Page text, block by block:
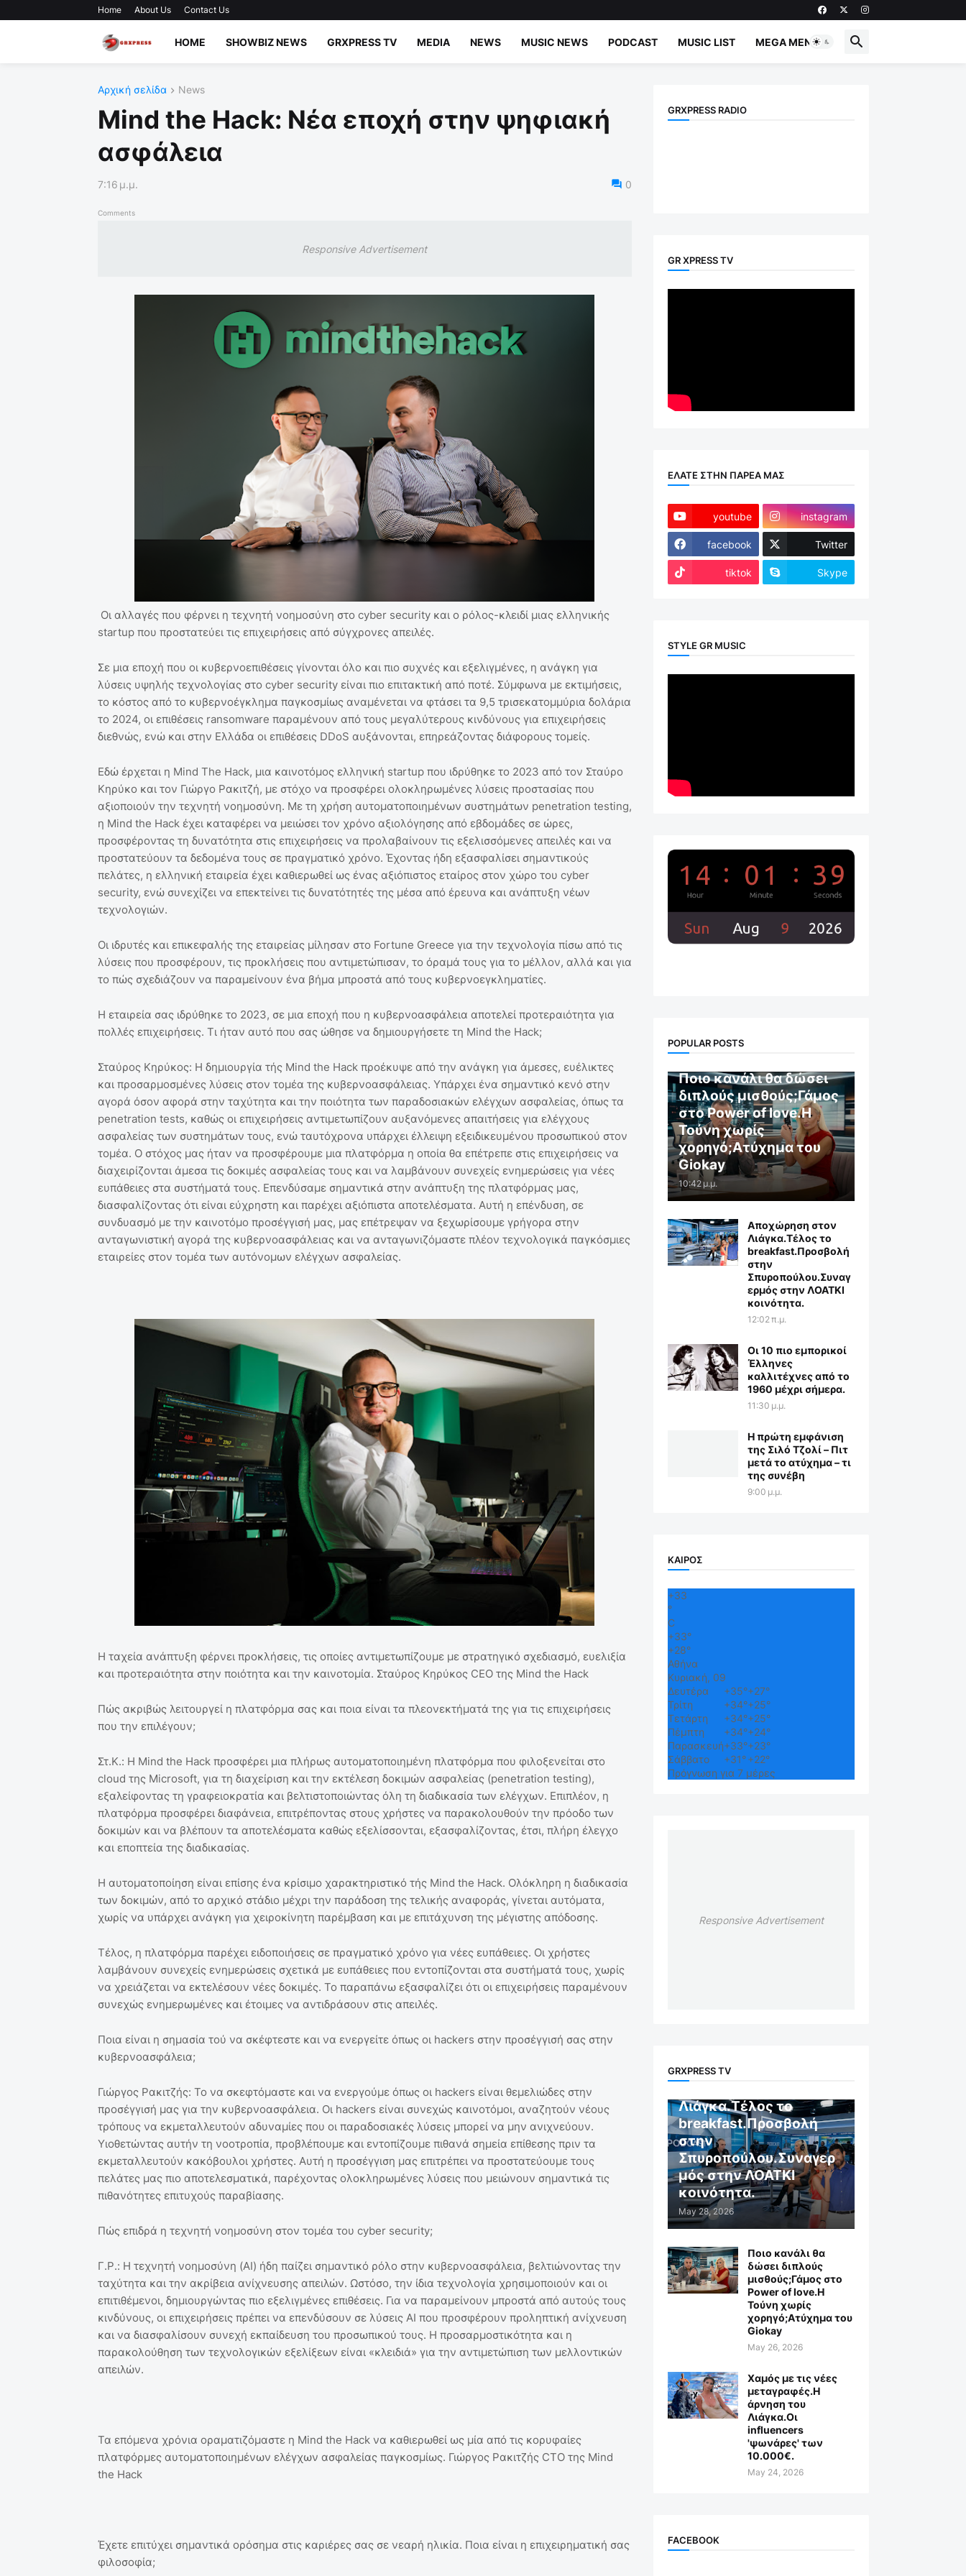
Home About Us Contact Us
HOME SHOWBIZ NEWS GRXPRESS TV MEDIA NEWS MUSIC NEWS PODCAST MUSIC LIST MEGA MENU
Αρχική σελίδα News
Mind the Hack: Νέα εποχή στην ψηφιακή
ασφάλεια
7:16 μ.μ. 0
Comments
Responsive Advertisement
Οι αλλαγές που φέρνει η τεχνητή νοημοσύνη στο cyber security και ο ρόλος-κλειδί μιας ελληνικής
startup που προστατεύει τις επιχειρήσεις από σύγχρονες απειλές.
Σε μια εποχή που οι κυβερνοεπιθέσεις γίνονται όλο και πιο συχνές και εξελιγμένες, η ανάγκη για
λύσεις υψηλής τεχνολογίας στο cyber security είναι πιο επιτακτική από ποτέ. Σύμφωνα με εκτιμήσεις,
το κόστος από το κυβερνοέγκλημα παγκοσμίως αναμένεται να φτάσει τα 9,5 τρισεκατομμύρια δολάρια
το 2024, οι επιθέσεις ransomware παραμένουν από τους μεγαλύτερους κινδύνους για επιχειρήσεις
διεθνώς, ενώ και στην Ελλάδα οι επιθέσεις DDoS αυξάνονται, επηρεάζοντας διάφορους τομείς.
Εδώ έρχεται η Mind The Hack, μια καινοτόμος ελληνική startup που ιδρύθηκε το 2023 από τον Σταύρο
Κηρύκο και τον Γιώργο Ρακιτζή, με στόχο να προσφέρει ολοκληρωμένες λύσεις προστασίας που
αξιοποιούν την τεχνητή νοημοσύνη. Με τη χρήση αυτοματοποιημένων συστημάτων penetration testing,
η Mind the Hack έχει καταφέρει να μειώσει τον χρόνο αξιολόγησης από εβδομάδες σε ώρες,
προσφέροντας τη δυνατότητα στις επιχειρήσεις να προλαβαίνουν τις εξελισσόμενες απειλές και να
προστατεύουν τα δεδομένα τους σε πραγματικό χρόνο. Έχοντας ήδη εξασφαλίσει σημαντικούς
πελάτες, η ελληνική εταιρεία έχει καθιερωθεί ως ένας αξιόπιστος εταίρος στον χώρο του cyber
security, ενώ συνεχίζει να επεκτείνει τις δυνατότητές της μέσα από έρευνα και ανάπτυξη νέων
τεχνολογιών.
Οι ιδρυτές και επικεφαλής της εταιρείας μίλησαν στο Fortune Greece για την τεχνολογία πίσω από τις
λύσεις που προσφέρουν, τις προκλήσεις που αντιμετώπισαν, το όραμά τους για το μέλλον, αλλά και για
το πώς σχεδιάζουν να παραμείνουν ένα βήμα μπροστά από τους κυβερνοεγκληματίες.
Η εταιρεία σας ιδρύθηκε το 2023, σε μια εποχή που η κυβερνοασφάλεια αποτελεί προτεραιότητα για
πολλές επιχειρήσεις. Τι ήταν αυτό που σας ώθησε να δημιουργήσετε τη Mind the Hack;
Σταύρος Κηρύκος: Η δημιουργία τής Mind the Hack προέκυψε από την ανάγκη για άμεσες, ευέλικτες
και προσαρμοσμένες λύσεις στον τομέα της κυβερνοασφάλειας. Υπάρχει ένα σημαντικό κενό στην
αγορά όσον αφορά στην ταχύτητα και την ποιότητα των παραδοσιακών ελέγχων ασφαλείας, όπως τα
penetration tests, καθώς οι επιχειρήσεις αντιμετωπίζουν αυξανόμενες απαιτήσεις για ελέγχους
ασφαλείας των συστημάτων τους, ενώ ταυτόχρονα υπάρχει έλλειψη εξειδικευμένου προσωπικού στον
τομέα. Ο στόχος μας ήταν να προσφέρουμε μια πλατφόρμα η οποία θα επέτρεπε στις επιχειρήσεις να
διαχειρίζονται άμεσα τις δοκιμές ασφαλείας τους και να λαμβάνουν συνεχείς ενημερώσεις για νέες
ευπάθειες στα συστήματά τους. Επενδύσαμε σημαντικά στην ανάπτυξη της πλατφόρμας μας,
διασφαλίζοντας ότι είναι εύχρηστη και παρέχει αξιόπιστα αποτελέσματα. Αυτή η επένδυση, σε
συνδυασμό με την καινοτόμο προσέγγισή μας, μας επέτρεψαν να ξεχωρίσουμε γρήγορα στην
ανταγωνιστική αγορά της κυβερνοασφάλειας και να ανταγωνιζόμαστε πλέον τεχνολογικά παγκόσμιες
εταιρείες στον τομέα των αυτόνομων ελέγχων ασφαλείας.
Η ταχεία ανάπτυξη φέρνει προκλήσεις, τις οποίες αντιμετωπίζουμε με στρατηγικό σχεδιασμό, ευελιξία
και προτεραιότητα στην ποιότητα και την καινοτομία. Σταύρος Κηρύκος CEO της Mind the Hack
Πώς ακριβώς λειτουργεί η πλατφόρμα σας και ποια είναι τα πλεονεκτήματά της για τις επιχειρήσεις
που την επιλέγουν;
Στ.Κ.: Η Mind the Hack προσφέρει μια πλήρως αυτοματοποιημένη πλατφόρμα που φιλοξενείται στο
cloud της Microsoft, για τη διαχείριση και την εκτέλεση δοκιμών ασφαλείας (penetration testing),
εξαλείφοντας τη γραφειοκρατία και βελτιστοποιώντας όλη τη διαδικασία των ελέγχων. Επιπλέον, η
πλατφόρμα προσφέρει διαφάνεια, επιτρέποντας στους χρήστες να παρακολουθούν την πρόοδο των
δοκιμών και να βλέπουν τα αποτελέσματα καθώς εξελίσσονται, εξασφαλίζοντας, έτσι, πλήρη έλεγχο
και εποπτεία της διαδικασίας.
Η αυτοματοποίηση είναι επίσης ένα κρίσιμο χαρακτηριστικό τής Mind the Hack. Ολόκληρη η διαδικασία
των δοκιμών, από το αρχικό στάδιο μέχρι την παράδοση της τελικής αναφοράς, γίνεται αυτόματα,
χωρίς να υπάρχει ανάγκη για χειροκίνητη παρέμβαση και με επιτάχυνση της μέγιστης απόδοσης.
Τέλος, η πλατφόρμα παρέχει ειδοποιήσεις σε πραγματικό χρόνο για νέες ευπάθειες. Οι χρήστες
λαμβάνουν συνεχείς ενημερώσεις σχετικά με ευπάθειες που εντοπίζονται στα συστήματά τους, χωρίς
να χρειάζεται να εκτελέσουν νέες δοκιμές. Το παραπάνω εξασφαλίζει ότι οι επιχειρήσεις παραμένουν
συνεχώς ενημερωμένες και έτοιμες να αντιδράσουν στις απειλές.
Ποια είναι η σημασία τού να σκέφτεστε και να ενεργείτε όπως οι hackers στην προσέγγισή σας στην
κυβερνοασφάλεια;
Γιώργος Ρακιτζής: Το να σκεφτόμαστε και να ενεργούμε όπως οι hackers είναι θεμελιώδες στην
προσέγγισή μας για την κυβερνοασφάλεια. Οι hackers είναι συνεχώς καινοτόμοι, αναζητούν νέους
τρόπους να εκμεταλλευτούν αδυναμίες που οι παραδοσιακές λύσεις μπορεί να μην ανιχνεύουν.
Υιοθετώντας αυτήν τη νοοτροπία, προβλέπουμε και εντοπίζουμε πιθανά σημεία επίθεσης πριν τα
εκμεταλλευτούν κακόβουλοι χρήστες. Αυτή η προσέγγιση μας επιτρέπει να προστατεύουμε τους
πελάτες μας πιο αποτελεσματικά, παρέχοντας ολοκληρωμένες λύσεις που μειώνουν σημαντικά τις
πιθανότητες επιτυχούς παραβίασης.
Πώς επιδρά η τεχνητή νοημοσύνη στον τομέα του cyber security;
Γ.Ρ.: Η τεχνητή νοημοσύνη (AI) ήδη παίζει σημαντικό ρόλο στην κυβερνοασφάλεια, βελτιώνοντας την
ταχύτητα και την ακρίβεια ανίχνευσης απειλών. Ωστόσο, την ίδια τεχνολογία χρησιμοποιούν και οι
επιτιθέμενοι, δημιουργώντας πιο εξελιγμένες επιθέσεις. Για να παραμείνουν μπροστά από αυτούς τους
κινδύνους, οι επιχειρήσεις πρέπει να επενδύσουν σε λύσεις AI που προσφέρουν προληπτική ανίχνευση
και να διασφαλίσουν συνεχή εκπαίδευση του προσωπικού τους. Η προσαρμοστικότητα και η
παρακολούθηση των τεχνολογικών εξελίξεων είναι «κλειδιά» για την αντιμετώπιση των μελλοντικών
απειλών.
Τα επόμενα χρόνια οραματιζόμαστε η Mind the Hack να καθιερωθεί ως μία από τις κορυφαίες
πλατφόρμες αυτοματοποιημένων ελέγχων ασφαλείας παγκοσμίως. Γιώργος Ρακιτζής CTO της Mind
the Hack
Έχετε επιτύχει σημαντικά ορόσημα στις καριέρες σας σε νεαρή ηλικία. Ποια είναι η επιχειρηματική σας
φιλοσοφία;
GRXPRESS RADIO
GR XPRESS TV
ΕΛΑΤΕ ΣΤΗΝ ΠΑΡΕΑ ΜΑΣ
youtube instagram
facebook Twitter
tiktok Skype
STYLE GR MUSIC
POPULAR POSTS
Ποιο κανάλι θα δώσει
διπλούς μισθούς;Γάμος
στο Power of love.Η
Τούνη χωρίς
χορηγό;Aτύχημα του
Giokay
10:42 μ.μ.
Αποχώρηση στον
Λιάγκα.Τέλος το
breakfast.Προσβολή
στην
Σπυροπούλου.Συναγ
ερμός στην ΛΟΑΤΚΙ
κοινότητα.
12:02 π.μ.
Οι 10 πιο εμπορικοί
Έλληνες
καλλιτέχνες από το
1960 μέχρι σήμερα.
11:30 μ.μ.
Η πρώτη εμφάνιση
της Σιλό Τζολί – Πιτ
μετά το ατύχημα – τι
της συνέβη
9:00 μ.μ.
ΚΑΙΡΟΣ
+33
°
C
+33°
+28°
Αθήνα
Κυριακή, 09
Δευτέρα
+35°+27°
Τρίτη
+34°+25°
Τετάρτη
+34°+25°
Πέμπτη
+34°+24°
Παρασκευή+33°+23°
Σάββατο
+31° +22°
Πρόγνωση για 7 μέρες
Responsive Advertisement
GRXPRESS TV
GR X WEB TV
Λιάγκα.Τέλος το
breakfast.Προσβολή
στην
Σπυροπούλου.Συναγερ
μός στην ΛΟΑΤΚΙ
κοινότητα.
May 28, 2026
Ποιο κανάλι θα
δώσει διπλούς
μισθούς;Γάμος στο
Power of love.Η
Τούνη χωρίς
χορηγό;Aτύχημα του
Giokay
May 26, 2026
Χαμός με τις νέες
μεταγραφές.Η
άρνηση του
Λιάγκα.Οι
influencers
'ψωνάρες' των
10.000€.
May 24, 2026
FACEBOOK